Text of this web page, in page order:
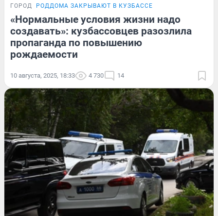
ГОРОД РОДДОМА ЗАКРЫВАЮТ В КУЗБАССЕ
«Нормальные условия жизни надо
создавать»: кузбассовцев разозлила
пропаганда по повышению
рождаемости
10 августа, 2025, 18:33 4 730 14